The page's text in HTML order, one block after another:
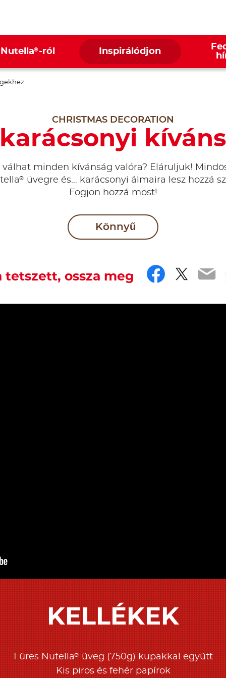
® -ról Inspirálódjon
CHRISTMAS DECORATION
minden kívánság valóra? Eláruljuk!
®
üvegre és… karácsonyi álmaira lesz hozzá
Fogjon hozzá most!
Könnyű
tetszett, ossza meg
KELLÉKEK
1 üres Nutella®üveg (750g) kupakkal együtt
Kis piros és fehér papírok